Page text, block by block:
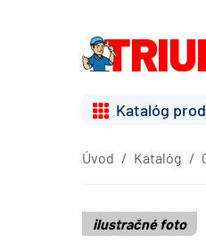
Katalóg
Úvod Katalóg
ilustračné foto